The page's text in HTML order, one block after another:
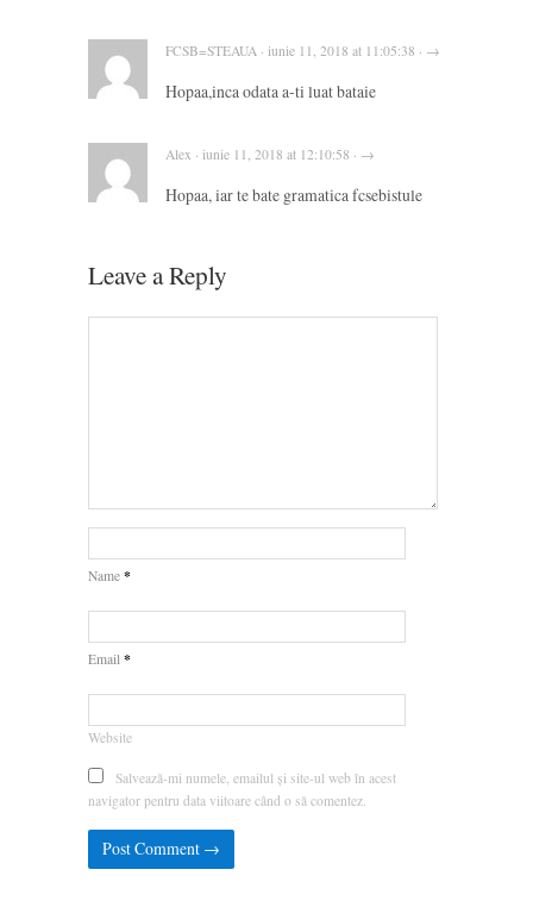
FCSB=STEAUA · iunie 11, 2018 at 11:05:38 · →
Hopaa,inca odata a-ti luat bataie
Alex · iunie 11, 2018 at 12:10:58 · →
Hopaa, iar te bate gramatica fcsebistule
Leave a Reply
Name *
Email *
Website
Salvează-mi numele, emailul și site-ul web în acest
navigator pentru data viitoare când o să comentez.